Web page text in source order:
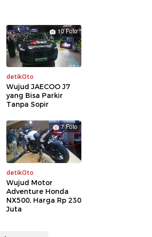
10 Foto
detikOto
Wujud JAECOO J7
yang Bisa Parkir
Tanpa Sopir
7 Foto
detikOto
Wujud Motor
Adventure Honda
NX500, Harga Rp 230
Juta